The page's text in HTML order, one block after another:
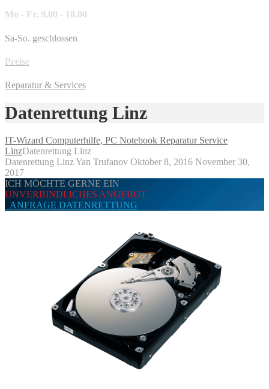
Mo - Fr. 9.00 - 18.00
Sa-So. geschlossen
Preise
Reparatur & Services
Datenrettung Linz
IT-Wizard Computerhilfe, PC Notebook Reparatur Service
LinzDatenrettung Linz
Datenrettung LinzYan Trufanov Oktober 8, 2016 November 30,
2017
ICH MÖCHTE GERNE EIN
UNVERBINDLICHES ANGEBOT
ANFRAGE DATENRETTUNG